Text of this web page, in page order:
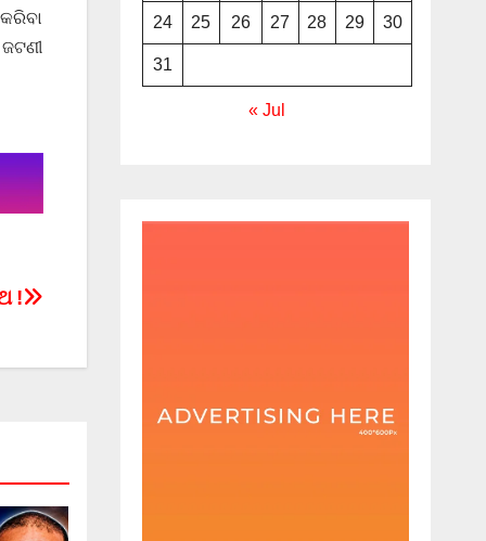
!
24 25 26 27 28 29 30
31
« Jul